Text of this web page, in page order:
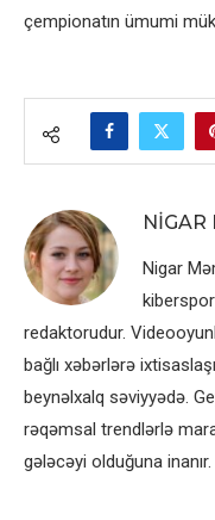
çempionatın ümumi
Nigar
redaktorudur.
bağlı xəbərlərə
beynəlxalq səviyyədə.
rəqəmsal trendlərlə
gələcəyi olduğuna inanır.